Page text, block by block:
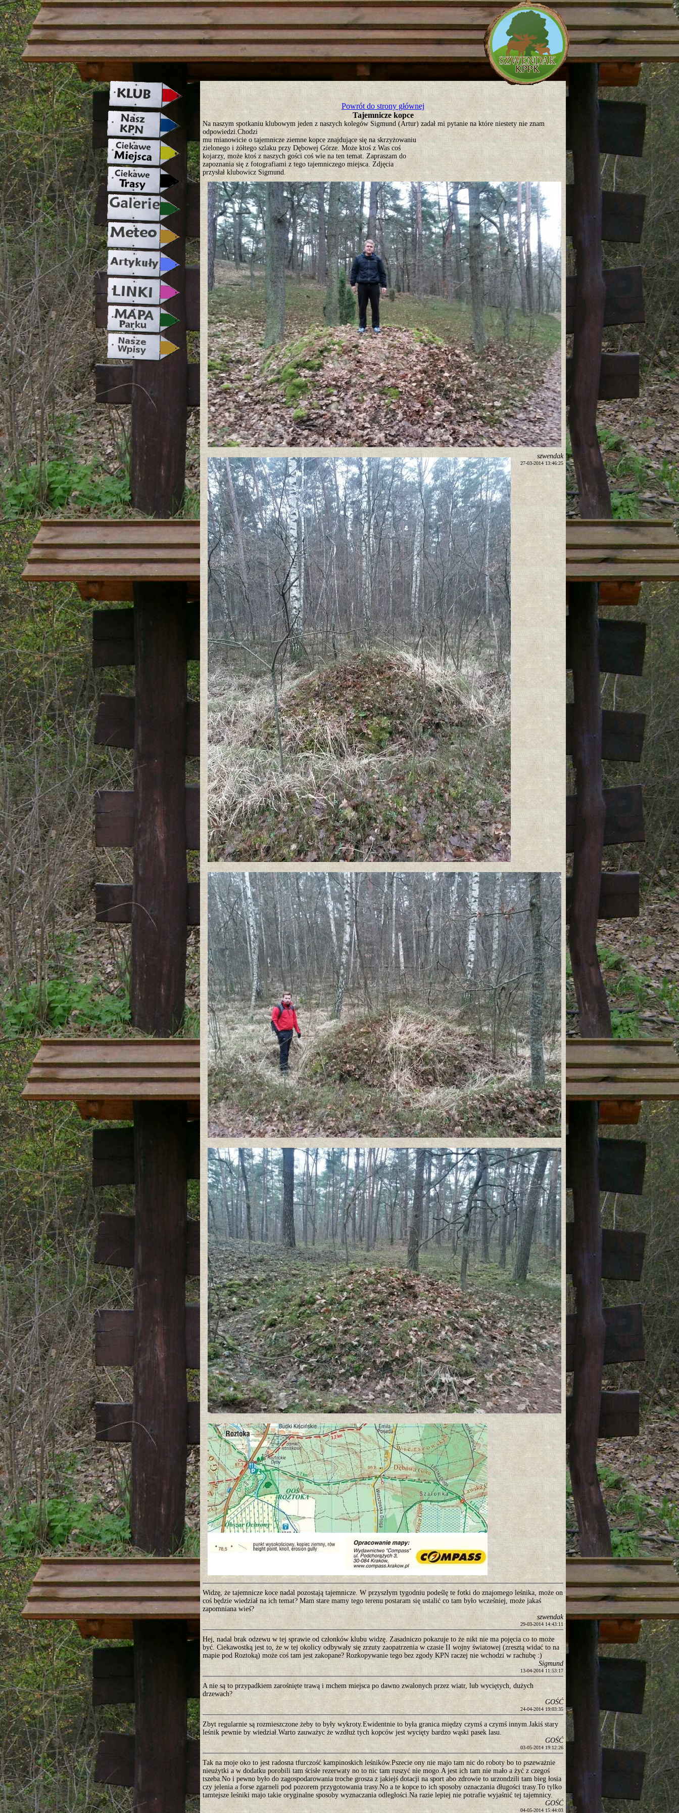
strona w naprawie zapraszamy jutro ;)
Powrót do strony głównej
Tajemnicze kopce
Na naszym spotkaniu klubowym jeden z naszych kolegów Sigmund (Artur) zadał mi pytanie na które niestety nie znam
odpowiedzi.Chodzi
mu mianowicie o tajemnicze ziemne kopce znajdujące się na skrzyżowaniu
zielonego i żółtego szlaku przy Dębowej Górze. Może ktoś z Was coś
kojarzy, może ktoś z naszych gości coś wie na ten temat. Zapraszam do
zapoznania się z fotografiami z tego tajemniczego miejsca. Zdjęcia
przysłał klubowicz Sigmund.
szwendak
27-03-2014 13:46:25
Widzę, że tajemnicze koce nadal pozostają tajemnicze. W przyszłym tygodniu podeślę te fotki do znajomego leśnika, może on
coś będzie wiedział na ich temat? Mam stare mamy tego terenu postaram się ustalić co tam było wcześniej, może jakaś
zapomniana wieś?
szwendak
29-03-2014 14:43:11
Hej, nadal brak odzewu w tej sprawie od członków klubu widzę. Zasadniczo pokazuje to że nikt nie ma pojęcia co to może
być. Ciekawostką jest to, że w tej okolicy odbywały się zrzuty zaopatrzenia w czasie II wojny światowej (zresztą widać to na
mapie pod Roztoką) może coś tam jest zakopane? Rozkopywanie tego bez zgody KPN raczej nie wchodzi w rachubę :)
Sigmund
13-04-2014 11:53:17
A nie są to przypadkiem zarośnięte trawą i mchem miejsca po dawno zwalonych przez wiatr, lub wyciętych, dużych
drzewach?
GOŚĆ
24-04-2014 19:03:35
Zbyt regularnie są rozmieszczone żeby to były wykroty.Ewidentnie to była granica między czymś a czymś innym.Jakiś stary
leśnik pewnie by wiedział.Warto zauważyc że wzdłuż tych kopców jest wycięty bardzo wąski pasek lasu.
GOŚĆ
03-05-2014 19:12:26
Tak na moje oko to jest radosna tfurczość kampinoskich leśników.Pszecie ony nie majo tam nic do roboty bo to pszeważnie
nieużytki a w dodatku porobili tam ścisłe rezerwaty no to nic tam ruszyć nie mogo.A jest ich tam nie mało a żyć z czegoś
tszeba.No i pewno było do zagospodarowania troche grosza z jakiejś dotacji na sport abo zdrowie to urzondzili tam bieg łosia
czy jelenia a forse zgarneli pod pozorem przygotowania trasy.No a te kopce to ich sposoby oznaczania długości trasy.To tylko
tamtejsze leśniki majo takie oryginalne sposoby wyznaczania odległości.Na razie lepiej nie potrafie wyjaśnić tej tajemnicy.
GOŚĆ
04-05-2014 15:44:03